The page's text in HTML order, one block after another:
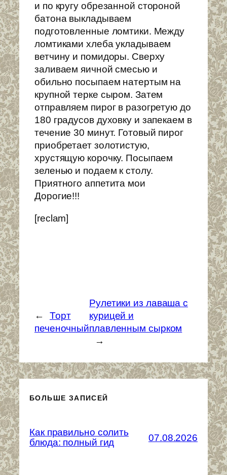
и по кругу обрезанной стороной
батона выкладываем
подготовленные ломтики. Между
ломтиками хлеба укладываем
ветчину и помидоры. Сверху
заливаем яичной смесью и
обильно посыпаем натертым на
крупной терке сыром. Затем
отправляем пирог в разогретую до
180 градусов духовку и запекаем в
течение 30 минут. Готовый пирог
приобретает золотистую,
хрустящую корочку. Посыпаем
зеленью и подаем к столу.
Приятного аппетита мои
Дорогие!!!
[reclam]
←
Торт
печеночный
Рулетики из лаваша с
курицей и
плавленным сырком
→
БОЛЬШЕ ЗАПИСЕЙ
Как правильно солить
блюда: полный гид
07.08.2026